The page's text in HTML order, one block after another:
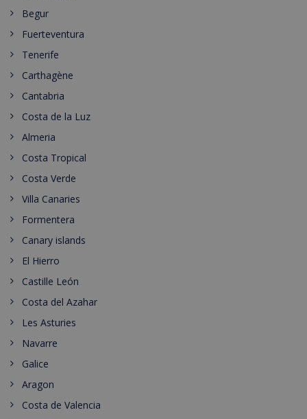
Begur
Fuerteventura
Tenerife
Carthagène
Cantabria
Costa de la Luz
Almeria
Costa Tropical
Costa Verde
Villa Canaries
Formentera
Canary islands
El Hierro
Castille León
Costa del Azahar
Les Asturies
Navarre
Galice
Aragon
Costa de Valencia